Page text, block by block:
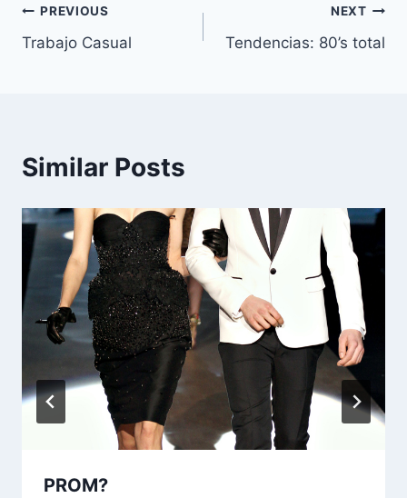
Navegación
de
PREVIOUS
Trabajo Casual
NEXT
Tendencias: 80’s total
Similar Posts
PROM?